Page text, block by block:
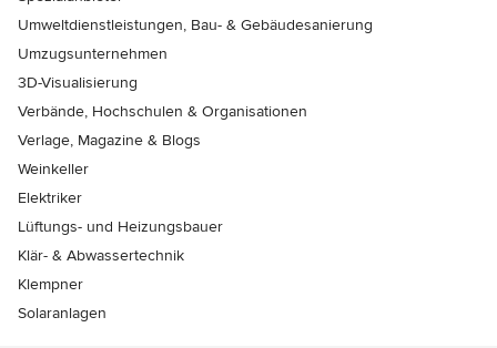
Umweltdienstleistungen, Bau- & Gebäudesanierung
Umzugsunternehmen
3D-Visualisierung
Verbände, Hochschulen & Organisationen
Verlage, Magazine & Blogs
Weinkeller
Elektriker
Lüftungs- und Heizungsbauer
Klär- & Abwassertechnik
Klempner
Solaranlagen